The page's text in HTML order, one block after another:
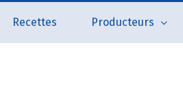
Recettes Producteurs